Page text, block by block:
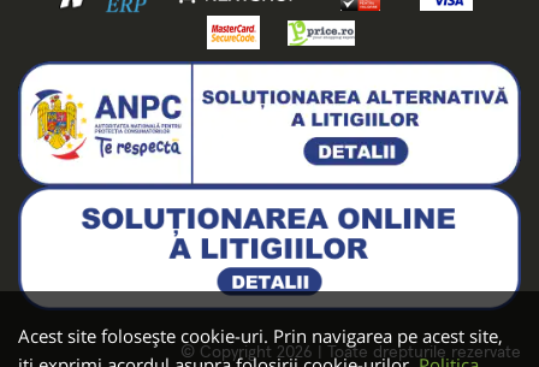
Acest site folosește cookie-uri. Prin navigarea pe acest site,
© Copyright 2026 | Toate drepturile rezervate